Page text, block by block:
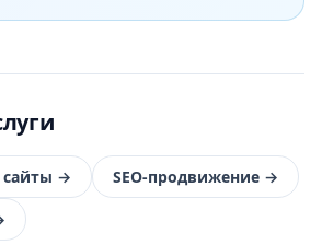
→ SEO-продвижение →